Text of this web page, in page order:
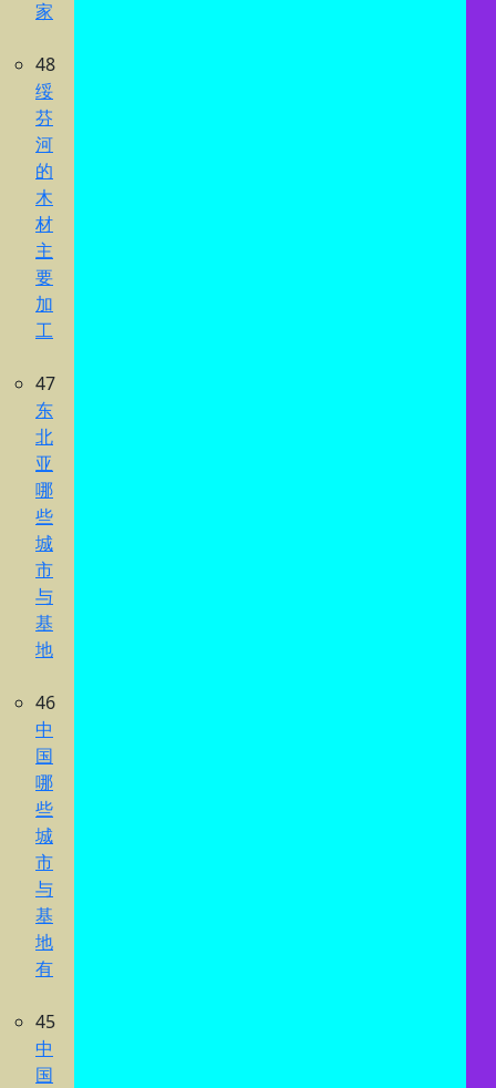
家
48
绥
芬
河
的
木
材
主
要
加
工
47
东
北
亚
哪
些
城
市
与
基
地
46
中
国
哪
些
城
市
与
基
地
有
45
中
国